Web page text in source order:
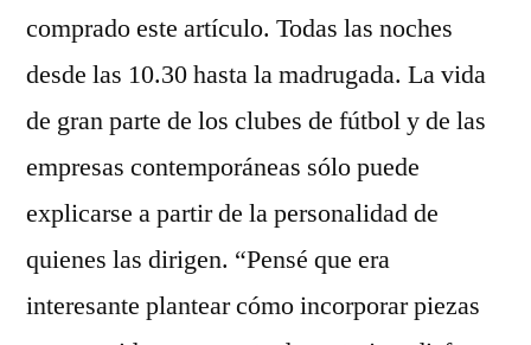
comprado este artículo. Todas las noches
desde las 10.30 hasta la madrugada. La vida
de gran parte de los clubes de fútbol y de las
empresas contemporáneas sólo puede
explicarse a partir de la personalidad de
quienes las dirigen. “Pensé que era
interesante plantear cómo incorporar piezas